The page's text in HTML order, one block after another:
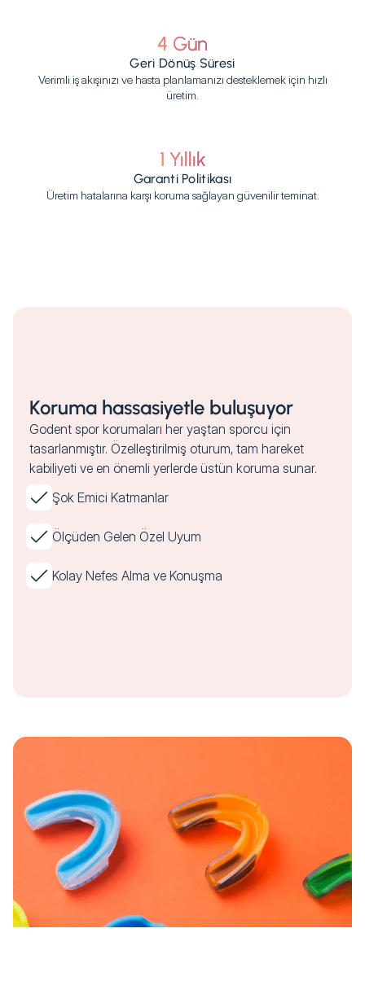
4 Gün
Geri Dönüş Süresi
Verimli iş akışınızı ve hasta planlamanızı desteklemek için hızlı
üretim.
1 Yıllık
Garanti Politikası
Üretim hatalarına karşı koruma sağlayan güvenilir teminat.
Koruma hassasiyetle buluşuyor
Godent spor korumaları her yaştan sporcu için
tasarlanmıştır. Özelleştirilmiş oturum, tam hareket
kabiliyeti ve en önemli yerlerde üstün koruma sunar.
Şok Emici Katmanlar
Ölçüden Gelen Özel Uyum
Kolay Nefes Alma ve Konuşma